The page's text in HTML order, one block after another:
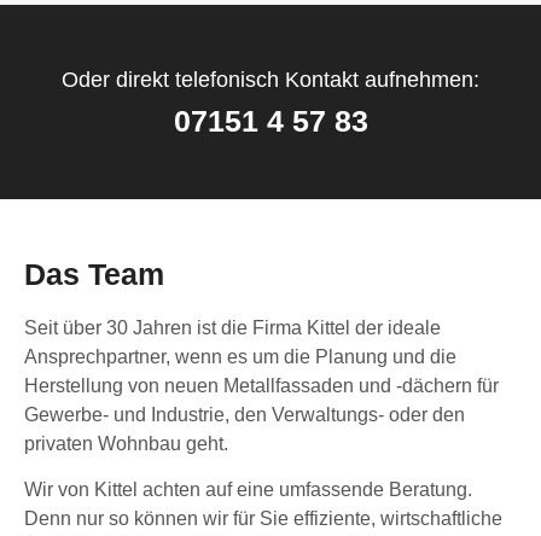
Oder direkt telefonisch Kontakt aufnehmen:
07151 4 57 83
Das Team
Seit über 30 Jahren ist die Firma Kittel der ideale
Ansprechpartner, wenn es um die Planung und die
Herstellung von neuen Metallfassaden und -dächern für
Gewerbe- und Industrie, den Verwaltungs- oder den
privaten Wohnbau geht.
Wir von Kittel achten auf eine umfassende Beratung.
Denn nur so können wir für Sie effiziente, wirtschaftliche